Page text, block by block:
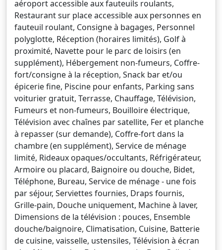
aéroport accessible aux fauteuils roulants,
Restaurant sur place accessible aux personnes en
fauteuil roulant, Consigne à bagages, Personnel
polyglotte, Réception (horaires limités), Golf à
proximité, Navette pour le parc de loisirs (en
supplément), Hébergement non-fumeurs, Coffre-
fort/consigne à la réception, Snack bar et/ou
épicerie fine, Piscine pour enfants, Parking sans
voiturier gratuit, Terrasse, Chauffage, Télévision,
Fumeurs et non-fumeurs, Bouilloire électrique,
Télévision avec chaînes par satellite, Fer et planche
à repasser (sur demande), Coffre-fort dans la
chambre (en supplément), Service de ménage
limité, Rideaux opaques/occultants, Réfrigérateur,
Armoire ou placard, Baignoire ou douche, Bidet,
Téléphone, Bureau, Service de ménage - une fois
par séjour, Serviettes fournies, Draps fournis,
Grille-pain, Douche uniquement, Machine à laver,
Dimensions de la télévision : pouces, Ensemble
douche/baignoire, Climatisation, Cuisine, Batterie
de cuisine, vaisselle, ustensiles, Télévision à écran